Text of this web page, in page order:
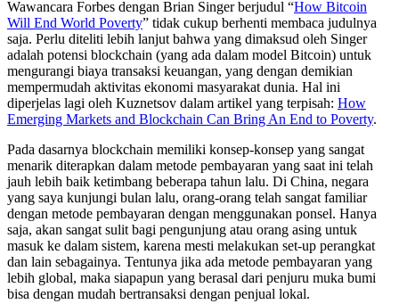
Wawancara Forbes dengan Brian Singer berjudul “How Bitcoin
Will End World Poverty” tidak cukup berhenti membaca judulnya
saja. Perlu diteliti lebih lanjut bahwa yang dimaksud oleh Singer
adalah potensi blockchain (yang ada dalam model Bitcoin) untuk
mengurangi biaya transaksi keuangan, yang dengan demikian
mempermudah aktivitas ekonomi masyarakat dunia. Hal ini
diperjelas lagi oleh Kuznetsov dalam artikel yang terpisah: How
Emerging Markets and Blockchain Can Bring An End to Poverty.
Pada dasarnya blockchain memiliki konsep-konsep yang sangat
menarik diterapkan dalam metode pembayaran yang saat ini telah
jauh lebih baik ketimbang beberapa tahun lalu. Di China, negara
yang saya kunjungi bulan lalu, orang-orang telah sangat familiar
dengan metode pembayaran dengan menggunakan ponsel. Hanya
saja, akan sangat sulit bagi pengunjung atau orang asing untuk
masuk ke dalam sistem, karena mesti melakukan set-up perangkat
dan lain sebagainya. Tentunya jika ada metode pembayaran yang
lebih global, maka siapapun yang berasal dari penjuru muka bumi
bisa dengan mudah bertransaksi dengan penjual lokal.